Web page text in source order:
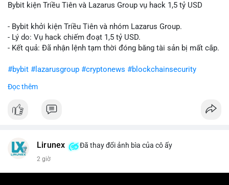
Bybit kiện Triều Tiên và Lazarus Group vụ hack 1,5 tỷ USD
- Bybit khởi kiện Triều Tiên và nhóm Lazarus Group.
- Lý do: Vụ hack chiếm đoạt 1,5 tỷ USD.
- Kết quả: Đã nhận lệnh tạm thời đóng băng tài sản bị mất cắp.
#bybit #lazarusgroup #cryptonews #blockchainsecurity
$btc $eth
#vlikevn #titanbot
Đọc thêm
Lirunex Đã thay đổi ảnh bìa của cô ấy
2 giờ